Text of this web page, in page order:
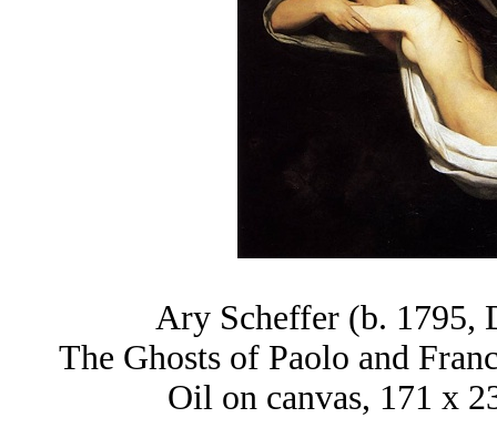
Ary Scheffer (b. 1795,
The Ghosts of Paolo and
Oil on canvas, 171 x